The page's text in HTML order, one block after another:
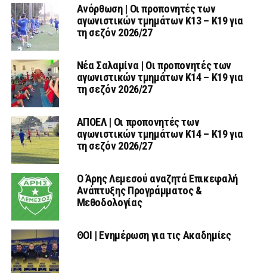
Ανόρθωση | Οι προπονητές των
αγωνιστικών τμημάτων Κ13 – Κ19 για
τη σεζόν 2026/27
Νέα Σαλαμίνα | Οι προπονητές των
αγωνιστικών τμημάτων Κ14 – Κ19 για
τη σεζόν 2026/27
ΑΠΟΕΛ | Οι προπονητές των
αγωνιστικών τμημάτων Κ14 – Κ19 για
τη σεζόν 2026/27
Ο Άρης Λεμεσού αναζητά Επικεφαλή
Ανάπτυξης Προγράμματος &
Μεθοδολογίας
ΘΟΙ | Ενημέρωση για τις Ακαδημίες